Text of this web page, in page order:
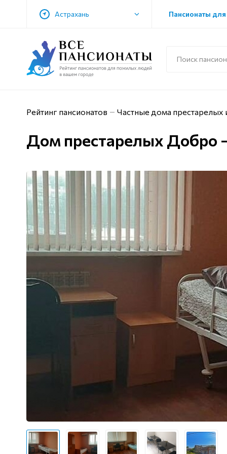
Астрахань Пансионаты
Рейтинг пансионатов Частные дома престарелых
Дом престарелых Добро